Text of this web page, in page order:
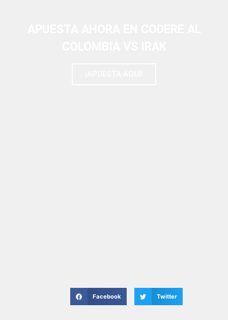
Facebook Twitter